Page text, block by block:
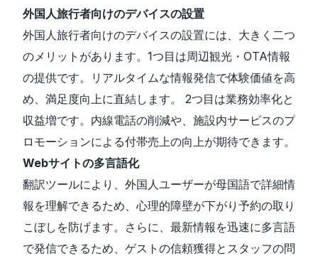
外国人旅行者向けのデバイスの設置
外国人旅行者向けのデバイスの設置には、大きく二つ
のメリットがあります。1つ目は周辺観光・OTA情報
の提供です。リアルタイムな情報発信で体験価値を高
め、満足度向上に直結します。 2つ目は業務効率化と
収益増です。内線電話の削減や、施設内サービスのプ
ロモーションによる付帯売上の向上が期待できます。
Webサイトの多言語化
翻訳ツールにより、外国人ユーザーが母国語で詳細情
報を理解できるため、心理的障壁が下がり予約の取り
こぼしを防げます。さらに、最新情報を迅速に多言語
で発信できるため、ゲストの信頼獲得とスタッフの問